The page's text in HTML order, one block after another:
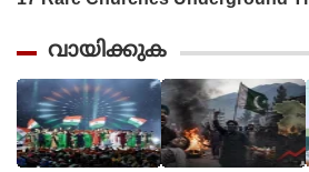
വായിക്കുക